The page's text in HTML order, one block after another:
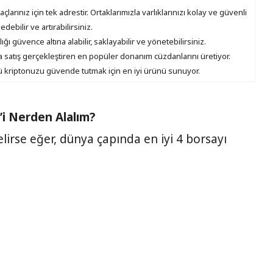
için tek adrestir. Ortaklarımızla varlıklarınızı kolay ve güvenli
ve artırabilirsiniz.
güvence altına alabilir, saklayabilir ve yönetebilirsiniz.
gerçekleştiren en popüler donanım cüzdanlarını üretiyor.
kriptonuzu güvende tutmak için en iyi ürünü sunuyor.
Nerden Alalım?
eğer, dünya çapında en iyi 4 borsayı